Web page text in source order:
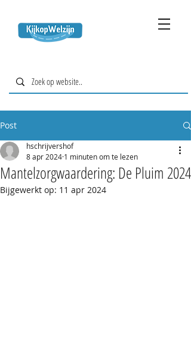
Post
Mantelzorgwaardering: De Pluim 2024
hschrijvershof
8 apr 2024 1 minuten om te lezen
Bijgewerkt op: 11 apr 2024